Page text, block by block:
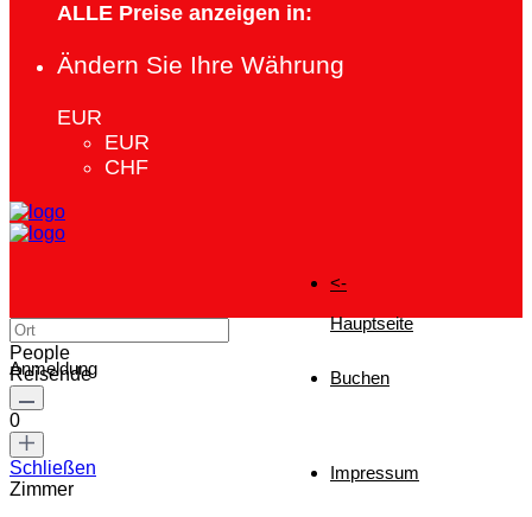
ALLE Preise anzeigen in:
Ändern Sie Ihre Währung
EUR
EUR
CHF
<-
Hauptseite
Buchen
Impressum
Anmeldung
People
Reisende
0
Schließen
Zimmer